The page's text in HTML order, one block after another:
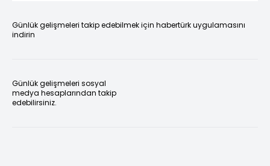
Günlük gelişmeleri takip edebilmek için habertürk uygulamasını
indirin
Günlük gelişmeleri sosyal
medya hesaplarından takip
edebilirsiniz.